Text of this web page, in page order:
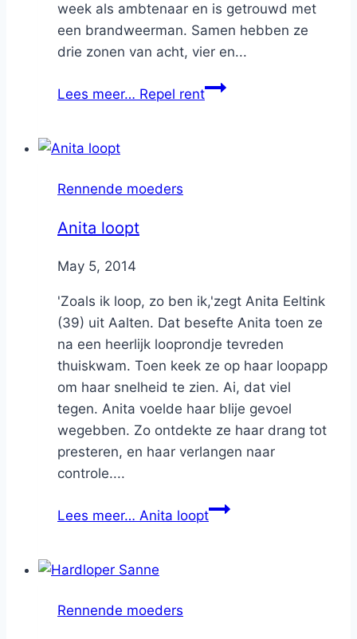
week als ambtenaar en is getrouwd met
een brandweerman. Samen hebben ze
drie zonen van acht, vier en...
Lees meer… Repel rent
Rennende moeders
Anita loopt
ByNicole
May 5, 2014
'Zoals ik loop, zo ben ik,'zegt Anita Eeltink
(39) uit Aalten. Dat besefte Anita toen ze
na een heerlijk looprondje tevreden
thuiskwam. Toen keek ze op haar loopapp
om haar snelheid te zien. Ai, dat viel
tegen. Anita voelde haar blije gevoel
wegebben. Zo ontdekte ze haar drang tot
presteren, en haar verlangen naar
controle....
Lees meer… Anita loopt
Rennende moeders